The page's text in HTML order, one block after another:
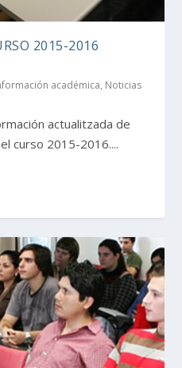
2015-2016
académica, Noticias
actualitzada de
curso 2015-2016....